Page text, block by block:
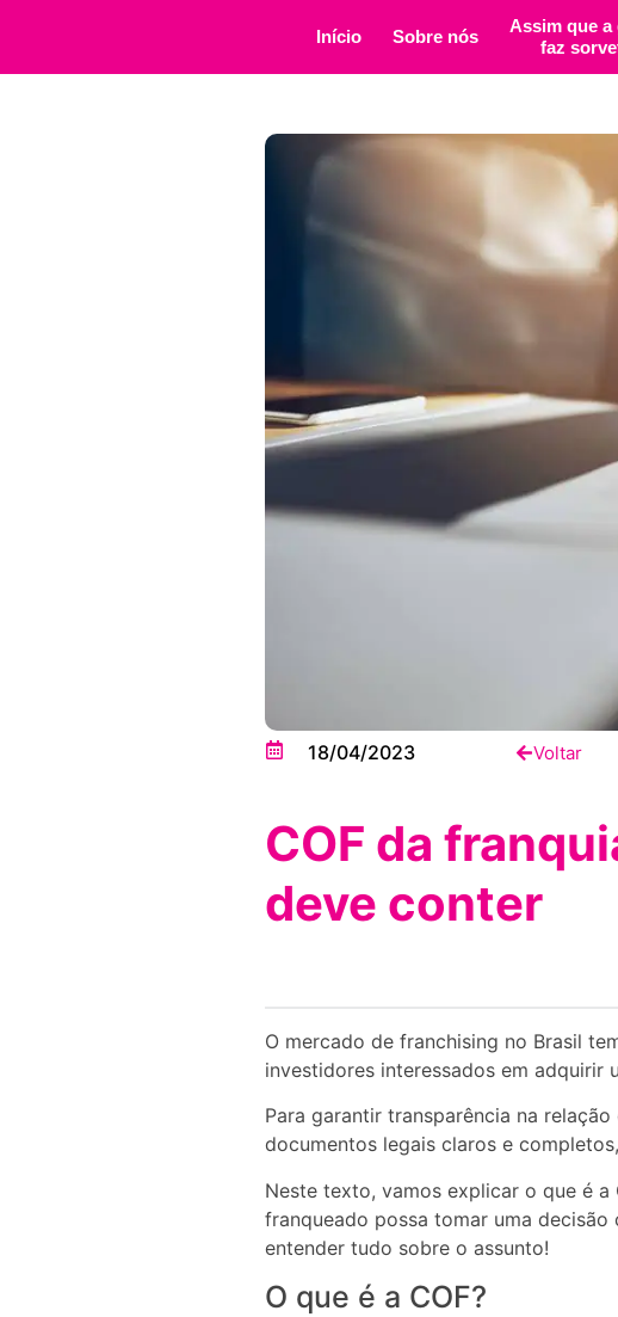
Início Sobre nós
Assim que a
faz
18/04/2023 Voltar
COF da
deve conter
O mercado de franchising no Brasil
investidores interessados em adquirir
Para garantir transparência na
documentos legais claros e
Neste texto, vamos explicar o que é
franqueado possa tomar uma
entender tudo sobre o assunto!
O que é a COF?